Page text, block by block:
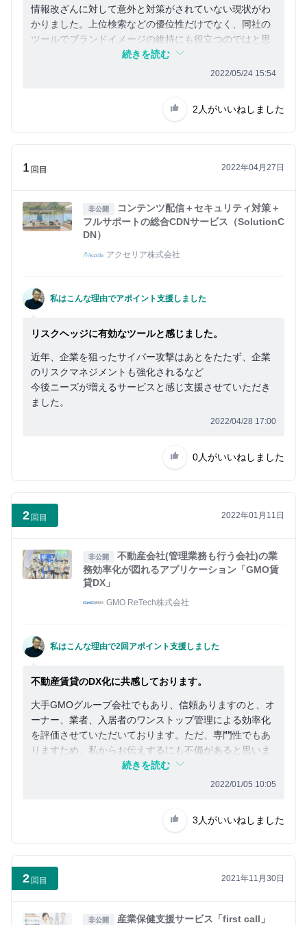
情報改ざんに対して意外と対策がされていない現状がわ
かりました。上位検索などの優位性だけでなく、同社の
ツールでブランドイメージの維持にも役立つのではと思
続きを読む
2022/05/24 15:54
2人がいいねしました
1 回目 2022年04月27日
非公開
コンテンツ配信＋セキュリティ対策＋
フルサポートの総合CDNサービス（SolutionC
DN）
アクセリア株式会社
私はこんな理由でアポイント支援しました
リスクヘッジに有効なツールと感じました。
近年、企業を狙ったサイバー攻撃はあとをたたず、企業
のリスクマネジメントも強化されるなど
今後ニーズが増えるサービスと感じ支援させていただき
ました。
2022/04/28 17:00
0人がいいねしました
2 回目 2022年01月11日
非公開
不動産会社(管理業務も行う会社)の業
務効率化が図れるアプリケーション「GMO賃
貸DX」
GMO ReTech株式会社
私はこんな理由で2回アポイント支援しました
不動産賃貸のDX化に共感しております。
大手GMOグループ会社でもあり、信頼ありますのと、オ
ーナー、業者、入居者のワンストップ管理による効率化
を評価させていただいております。ただ、専門性でもあ
りますため、私からお伝えするにも不備があると思いま
すので、是非ご支援いただければ幸いです。
続きを読む
2022/01/05 10:05
3人がいいねしました
2 回目 2021年11月30日
非公開 産業保健支援サービス「first call」